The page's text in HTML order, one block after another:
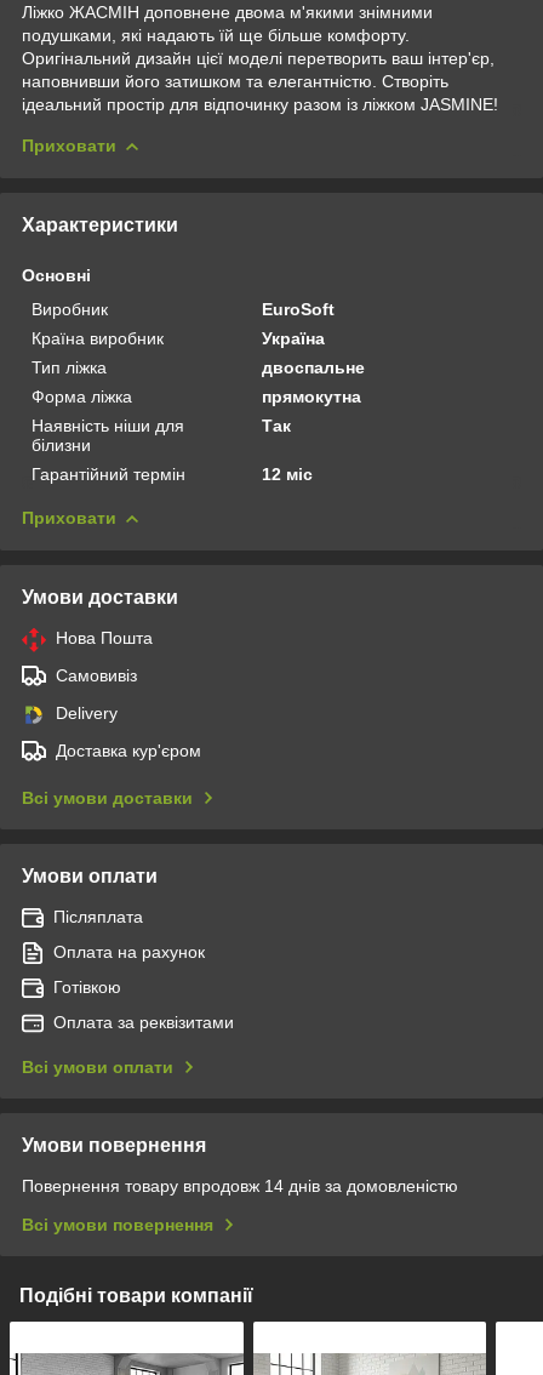
Ліжко ЖАСМІН доповнене двома м'якими знімними
подушками, які надають їй ще більше комфорту.
Оригінальний дизайн цієї моделі перетворить ваш інтер'єр,
наповнивши його затишком та елегантністю. Створіть
ідеальний простір для відпочинку разом із ліжком JASMINE!
Приховати
Характеристики
Основні
Виробник
EuroSoft
Країна виробник
Україна
Тип ліжка
двоспальне
Форма ліжка
прямокутна
Наявність ніши для
білизни
Так
Гарантійний термін 12 міс
Приховати
Умови доставки
Нова Пошта
Самовивіз
Delivery
Доставка кур'єром
Всі умови доставки
Умови оплати
Післяплата
Оплата на рахунок
Готівкою
Оплата за реквізитами
Всі умови оплати
Умови повернення
Повернення товару впродовж 14 днів за домовленістю
Всі умови повернення
Подібні товари компанії